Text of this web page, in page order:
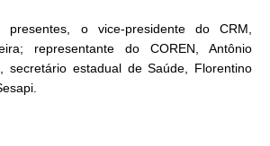
presentes, o vice-presidente do CRM,
representante do COREN, Antônio
secretário estadual de Saúde, Florentino